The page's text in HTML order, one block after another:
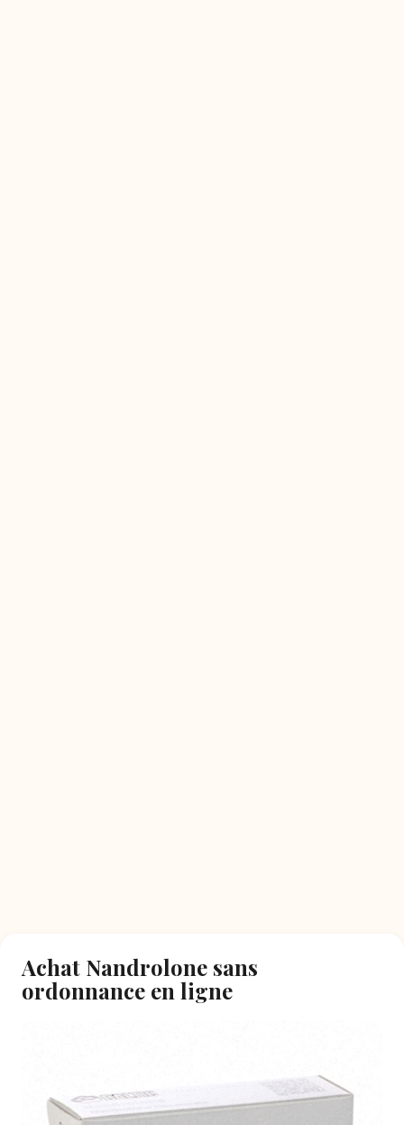
Achat Nandrolone sans
ordonnance en ligne